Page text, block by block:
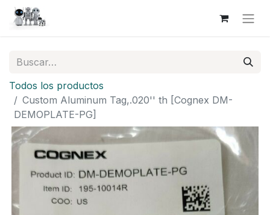
Todos los productos
Custom Aluminum Tag,.020'' th [Cognex DM-
DEMOPLATE-PG]